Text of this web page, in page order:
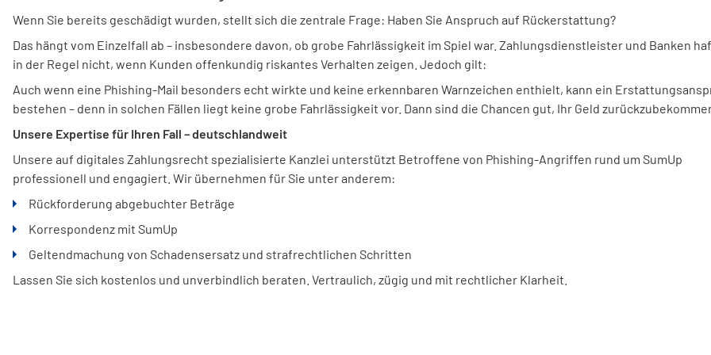
Wenn Sie bereits geschädigt wurden, stellt sich die zentrale Frage: Haben Sie Anspruch auf Rückerstattung?
Das hängt vom Einzelfall ab – insbesondere davon, ob grobe Fahrlässigkeit im Spiel war. Zahlungsdienstleister und Banken
in der Regel nicht, wenn Kunden offenkundig riskantes Verhalten zeigen. Jedoch gilt:
Auch wenn eine Phishing-Mail besonders echt wirkte und keine erkennbaren Warnzeichen enthielt, kann ein
bestehen – denn in solchen Fällen liegt keine grobe Fahrlässigkeit vor. Dann sind die Chancen gut, Ihr Geld
Unsere Expertise für Ihren Fall – deutschlandweit
Unsere auf digitales Zahlungsrecht spezialisierte Kanzlei unterstützt Betroffene von Phishing-Angriffen rund um SumUp
professionell und engagiert. Wir übernehmen für Sie unter anderem:
Rückforderung abgebuchter Beträge
Korrespondenz mit SumUp
Geltendmachung von Schadensersatz und strafrechtlichen Schritten
Lassen Sie sich kostenlos und unverbindlich beraten. Vertraulich, zügig und mit rechtlicher Klarheit.